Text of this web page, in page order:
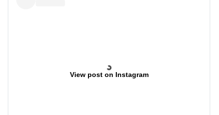
View post on Instagram